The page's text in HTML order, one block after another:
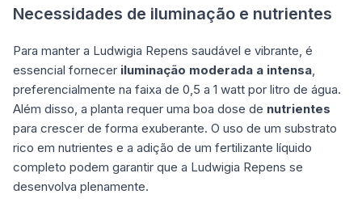
Necessidades de iluminação e nutrientes
Para manter a Ludwigia Repens saudável e vibrante, é
essencial fornecer iluminação moderada a intensa,
preferencialmente na faixa de 0,5 a 1 watt por litro de água.
Além disso, a planta requer uma boa dose de nutrientes
para crescer de forma exuberante. O uso de um substrato
rico em nutrientes e a adição de um fertilizante líquido
completo podem garantir que a Ludwigia Repens se
desenvolva plenamente.